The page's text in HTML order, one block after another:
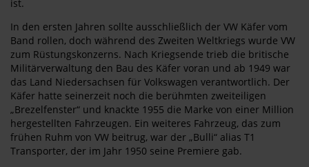
ist.
In den ersten Jahren sollte ausschließlich der VW Käfer vom
Band rollen, doch während des Zweiten Weltkriegs wurde VW
zum Rüstungskonzerns. Nach Kriegsende trieb die britische
Militärverwaltung den Bau des Käfer voran und ab 1949 war
das Land Niedersachsen für Volkswagen verantwortlich. Der
Käfer hatte seinerzeit noch die berühmten zweiteiligen
„Brezelfenster“ und knackte 1955 die Marke von einer Million
hergestellten Fahrzeugen. Ein weiteres Fahrzeug, das zum
frühen Ruhm von VW beitrug, war der „Bulli“ alias T1
Transporter, der im Jahr 1950 seine Premiere gab.